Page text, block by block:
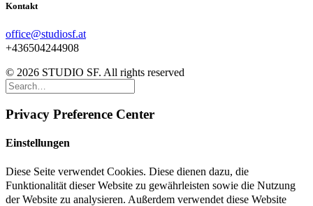
Kontakt
office@studiosf.at
+436504244908
© 2026 STUDIO SF. All rights reserved
Privacy Preference Center
Einstellungen
Diese Seite verwendet Cookies. Diese dienen dazu, die
Funktionalität dieser Website zu gewährleisten sowie die Nutzung
der Website zu analysieren. Außerdem verwendet diese Website